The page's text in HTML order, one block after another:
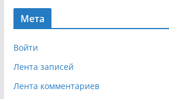
я
х
Мета
Войти
Лента записей
Лента комментариев